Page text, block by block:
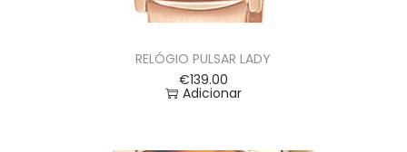
RELÓGIO PULSAR LADY
€139.00
Adicionar